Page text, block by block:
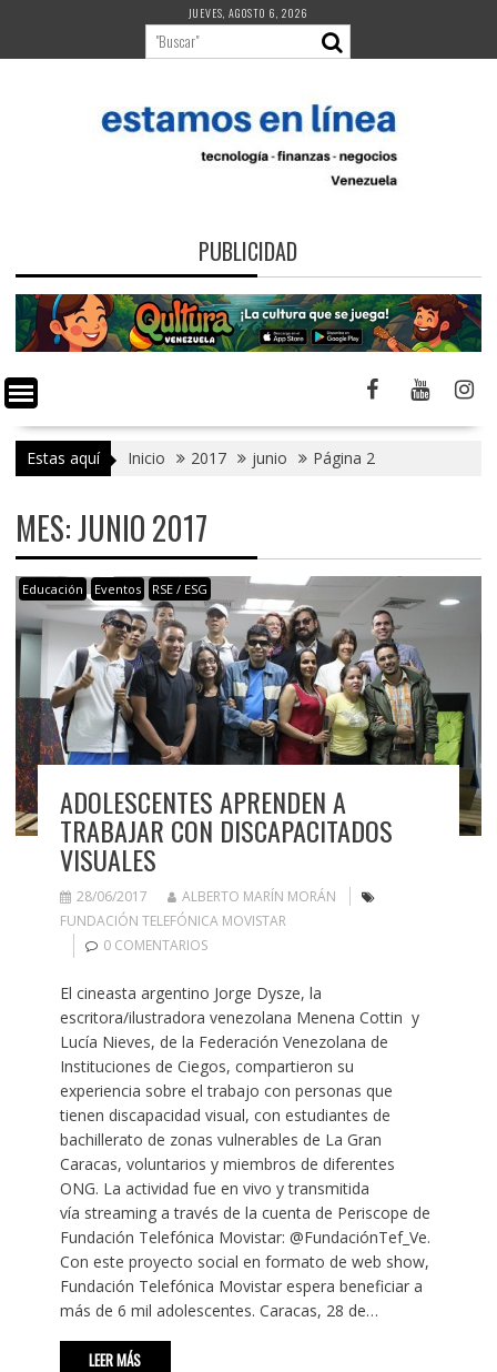
contenido
JUEVES, AGOSTO 6, 2026
PUBLICIDAD
Estas aquí Inicio 2017 junio Página 2
MES:JUNIO 2017
Educación Eventos RSE / ESG
ADOLESCENTES APRENDEN A
TRABAJAR CON DISCAPACITADOS
VISUALES
28/06/2017
ALBERTO MARÍN MORÁN
FUNDACIÓN TELEFÓNICA MOVISTAR
0 COMENTARIOS
El cineasta argentino Jorge Dysze, la
escritora/ilustradora venezolana Menena Cottin y
Lucía Nieves, de la Federación Venezolana de
Instituciones de Ciegos, compartieron su
experiencia sobre el trabajo con personas que
tienen discapacidad visual, con estudiantes de
bachillerato de zonas vulnerables de La Gran
Caracas, voluntarios y miembros de diferentes
ONG. La actividad fue en vivo y transmitida
vía streaming a través de la cuenta de Periscope de
Fundación Telefónica Movistar: @FundaciónTef_Ve.
Con este proyecto social en formato de web show,
Fundación Telefónica Movistar espera beneficiar a
más de 6 mil adolescentes. Caracas, 28 de…
LEER MÁS